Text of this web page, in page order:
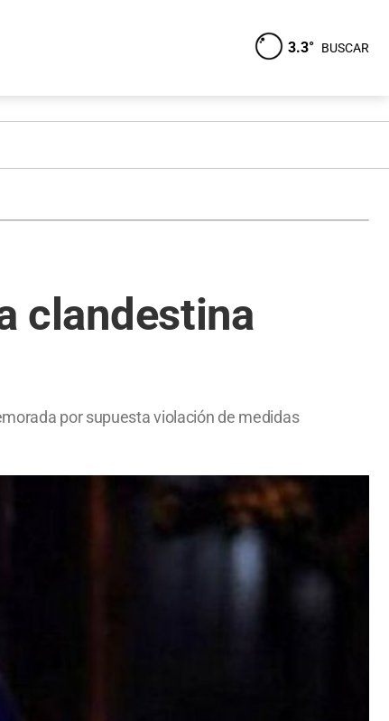
3.3° BUSCAR
clandestina
por supuesta violación de medidas